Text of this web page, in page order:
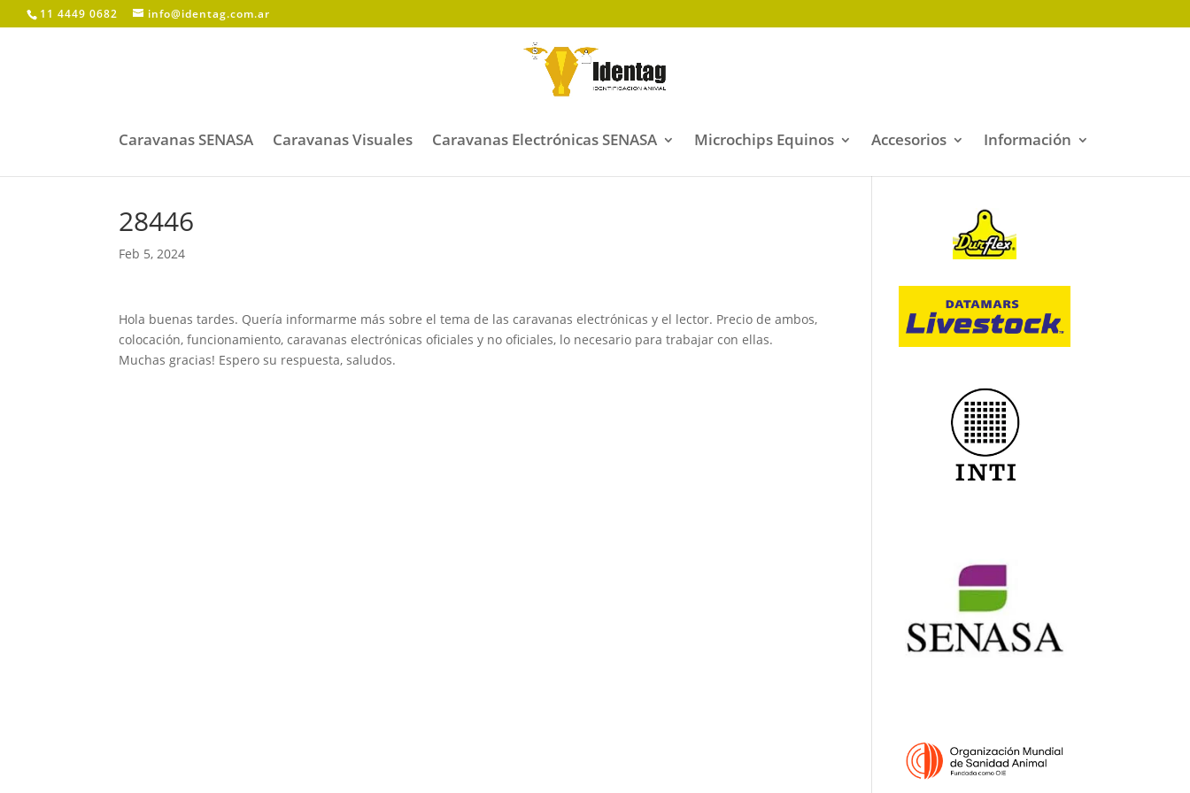
11 4449 0682 info@identag.com.ar
Caravanas SENASA Caravanas Visuales Caravanas Electrónicas SENASA Microchips Equinos Accesorios Información
28446
Feb 5, 2024
Hola buenas tardes. Quería informarme más sobre el tema de las caravanas electrónicas y el lector. Precio de ambos,
colocación, funcionamiento, caravanas electrónicas oficiales y no oficiales, lo necesario para trabajar con ellas.
Muchas gracias! Espero su respuesta, saludos.